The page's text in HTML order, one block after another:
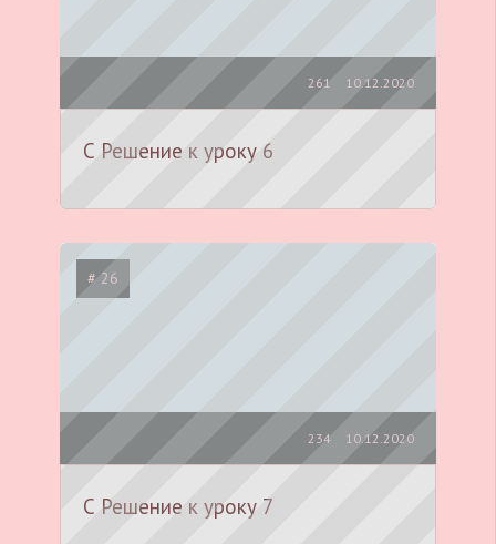
10.12.2020
261
С Решение к уроку 6
# 26
10.12.2020
234
С Решение к уроку 7